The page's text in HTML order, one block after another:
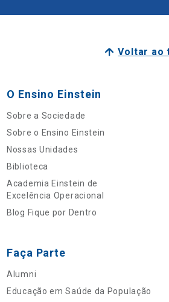
Voltar ao
O Ensino Einstein
Sobre a Sociedade
Sobre o Ensino Einstein
Nossas Unidades
Biblioteca
Academia Einstein de
Excelência Operacional
Blog Fique por Dentro
Faça Parte
Alumni
Educação em Saúde da População